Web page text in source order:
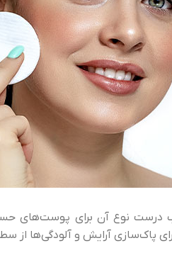
درست نوع آن برای پوست‌های
پاک‌سازی آرایش و آلودگی‌ها